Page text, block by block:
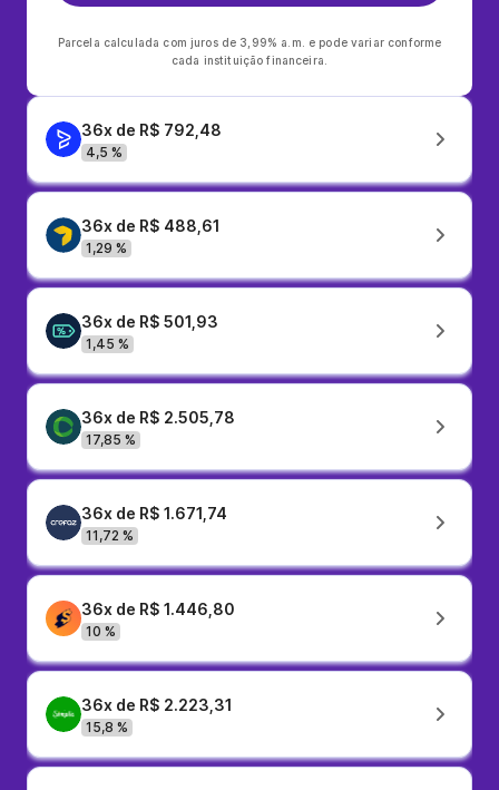
Parcela calculada com juros de 3,99% a.m. e pode variar conforme
cada instituição financeira.
36x de R$ 792,48
4,5 %
36x de R$ 488,61
1,29 %
36x de R$ 501,93
1,45 %
36x de R$ 2.505,78
17,85 %
36x de R$ 1.671,74
11,72 %
36x de R$ 1.446,80
10 %
36x de R$ 2.223,31
15,8 %